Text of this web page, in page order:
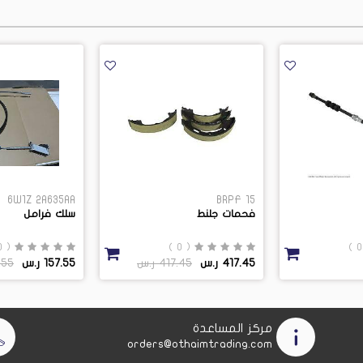
6W1Z 2A635AA
سلك فرامل
( 0 )
157.55 ر.س
BRPF 15
فحمات جلنط
( 0 )
417.45 ر.س 417.45 ر.س
مركز المساعدة
orders@othaimtrading.com